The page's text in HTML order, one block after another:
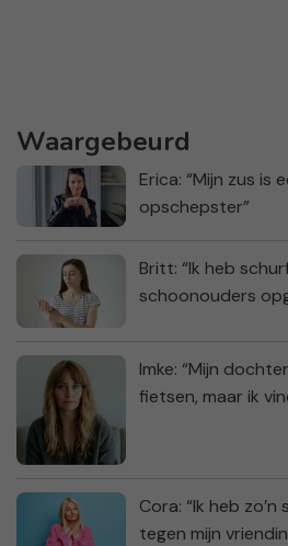
Waargebeurd
Erica: “Mijn zus is
opschepster”
Britt: “Ik heb
schoonouders
Imke: “Mijn
fietsen, maar ik
Cora: “Ik heb
tegen mijn